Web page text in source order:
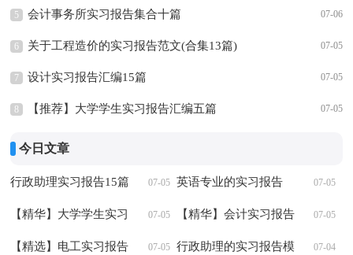
5 会计事务所实习报告集合十篇 07-06
6 关于工程造价的实习报告范文(合集13篇) 07-05
7 设计实习报告汇编15篇 07-05
8 【推荐】大学学生实习报告汇编五篇 07-05
今日文章
行政助理实习报告15篇 07-05 英语专业的实习报告 07-05
【精华】大学学生实习
报告汇总7篇
07-05 【精华】会计实习报告
范文集合8篇
07-05
【精选】电工实习报告 07-05 行政助理的实习报告模 07-04